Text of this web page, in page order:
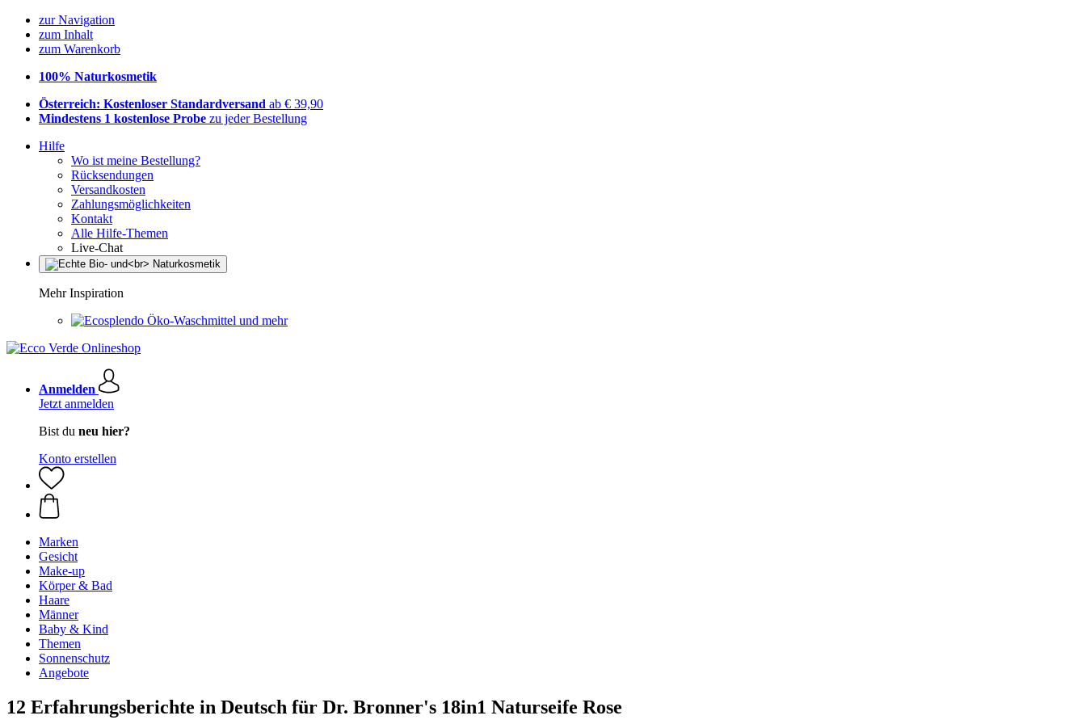
zur Navigation
zum Inhalt
zum Warenkorb
100% Naturkosmetik
Österreich: Kostenloser Standardversand ab € 39,90
Mindestens 1 kostenlose Probe zu jeder Bestellung
Hilfe
Wo ist meine Bestellung?
Rücksendungen
Versandkosten
Zahlungsmöglichkeiten
Kontakt
Alle Hilfe-Themen
Live-Chat
Mehr Inspiration
Öko-Waschmittel und mehr
Anmelden
Jetzt anmelden
Bist du neu hier?
Konto erstellen
Marken
Gesicht
Make-up
Körper & Bad
Haare
Männer
Baby & Kind
Themen
Sonnenschutz
Angebote
12 Erfahrungsberichte in Deutsch für Dr. Bronner's 18in1 Naturseife Rose